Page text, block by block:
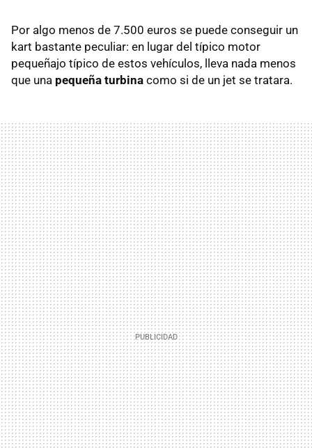
Por algo menos de 7.500 euros se puede conseguir un
kart bastante peculiar: en lugar del típico motor
pequeñajo típico de estos vehículos, lleva nada menos
que una pequeña turbina como si de un jet se tratara.